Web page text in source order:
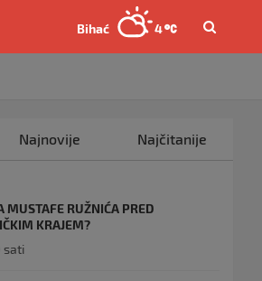
Bihać 4
Najnovije Najčitanije
MUSTAFE RUŽNIĆA PRED
KRAJEM?
sati